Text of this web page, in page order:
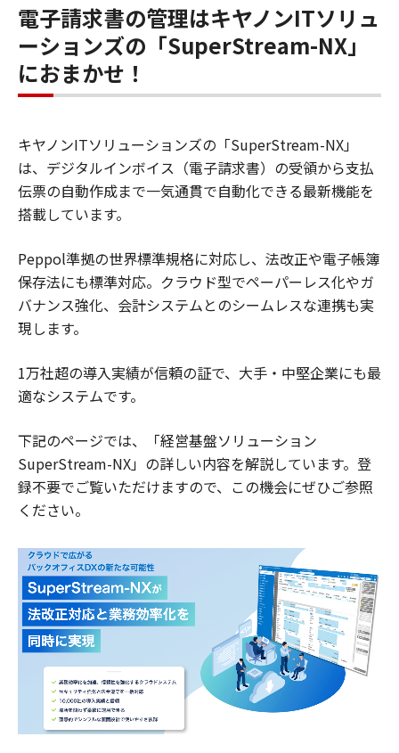
電子請求書の管理はキヤノンITソリュ
ーションズの「SuperStream-NX」
におまかせ！
キヤノンITソリューションズの「SuperStream-NX」
は、デジタルインボイス（電子請求書）の受領から支払
伝票の自動作成まで一気通貫で自動化できる最新機能を
搭載しています。
Peppol準拠の世界標準規格に対応し、法改正や電子帳簿
保存法にも標準対応。クラウド型でペーパーレス化やガ
バナンス強化、会計システムとのシームレスな連携も実
現します。
1万社超の導入実績が信頼の証で、大手・中堅企業にも最
適なシステムです。
下記のページでは、「経営基盤ソリューション
SuperStream-NX」の詳しい内容を解説しています。登
録不要でご覧いただけますので、この機会にぜひご参照
ください。